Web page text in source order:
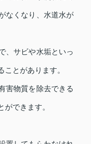
なくなり、水道水が
、サビや水垢といっ
とがあります。
害物質を除去できる
できます。